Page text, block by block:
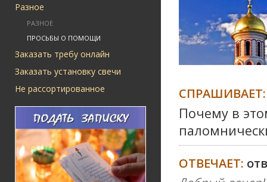
Разное
РАЗНОЕ
ПРОСЬБЫ О ПОМОЩИ
Заказать требу онлайн
Заказать установку свечи
Не рассортированное
СПРАШИВАЕТ:
Почему в
ОТВЕЧАЕТ: